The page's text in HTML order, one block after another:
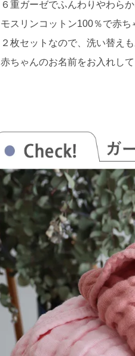
６重ガーゼでふんわりやわら
モスリンコットン100％で赤ち
２枚セットなので、洗い替え
赤ちゃんのお名前をお入れし